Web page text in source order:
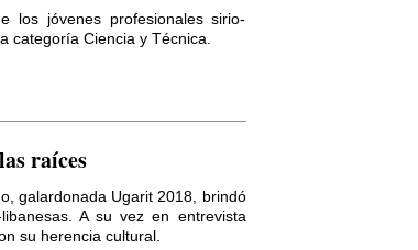
los jóvenes profesionales sirio-
categoría Ciencia y Técnica.
raíces
galardonada Ugarit 2018, brindó
A su vez en entrevista
su herencia cultural.